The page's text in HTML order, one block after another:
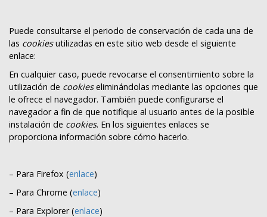
Puede consultarse el periodo de conservación de cada una de
las cookiesutilizadas en este sitio web desde el siguiente
enlace:
En cualquier caso, puede revocarse el consentimiento sobre la
utilización de cookieseliminándolas mediante las opciones que
le ofrece el navegador. También puede configurarse el
navegador a fin de que notifique al usuario antes de la posible
instalación de cookies. En los siguientes enlaces se
proporciona información sobre cómo hacerlo.
– Para Firefox (enlace)
– Para Chrome (enlace)
– Para Explorer (enlace)